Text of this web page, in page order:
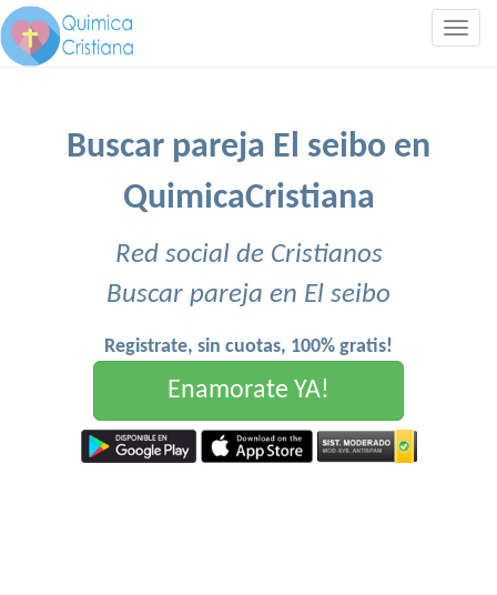
Buscar pareja El seibo en
QuimicaCristiana
Red social de Cristianos
Buscar pareja en El seibo
Registrate, sin cuotas, 100% gratis!
Enamorate YA!